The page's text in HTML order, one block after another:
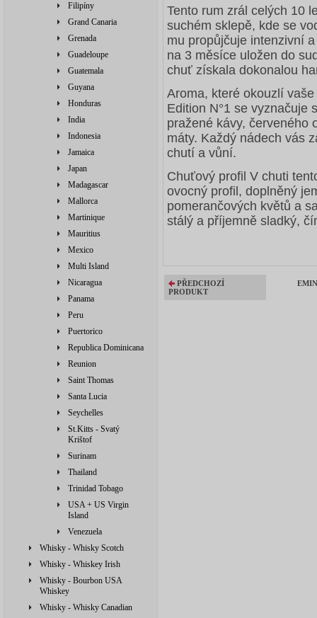
Filipíny
Grand Canaria
Grenada
Guadeloupe
Guatemala
Guyana
Honduras
India
Indonesia
Jamaica
Japan
Madagascar
Mallorca
Martinique
Mauritius
Mexico
Multi Island
Nicaragua
Panama
Peru
Puertorico
Republica Dominicana
Reunion
Saint Thomas
Santa Lucia
Seychelles
St.Kitts - Svatý
Krištof
Surinam
Thailand
Trinidad Tobago
USA + US Virgin
Island
Venezuela
Whisky - Whisky Scotch
Whisky - Whiskey Irish
Whisky - Bourbon USA
Whiskey
Whisky - Whisky Canadian
Tento rum zrál celých 10
suchém sklepě, kde se
mu propůjčuje intenzivní
na 3 měsíce uložen do
chuť získala dokonalou
Aroma, které okouzlí
Edition N°1 se vyznačuje
pražené kávy, červeného
máty. Každý nádech vás
chutí a vůní.
Chuťový profil V chuti
ovocný profil, doplněný
pomerančových květů a
stálý a příjemně sladký,
PŘEDCHOZÍ
PRODUKT